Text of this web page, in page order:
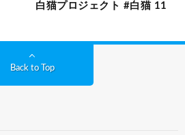
白猫プロジェクト #白猫 11
Back to Top